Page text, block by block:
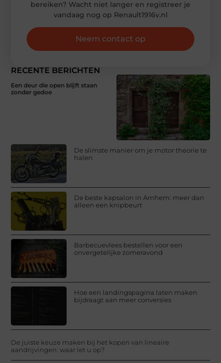
RECENTE BERICHTEN
Een deur die open blijft staan
zonder gedoe
De slimste manier om je motor theorie te
halen
De beste kapsalon in Arnhem: meer dan
alleen een knipbeurt
Barbecuevlees bestellen voor een
onvergetelijke zomeravond
Hoe een landingspagina laten maken
bijdraagt aan meer conversies
De juiste keuze maken bij het kopen van lineaire
aandrijvingen: waar let u op?
bereiken? Wacht niet langer en registreer je
vandaag nog op Renault1916v.nl
Neem contact op